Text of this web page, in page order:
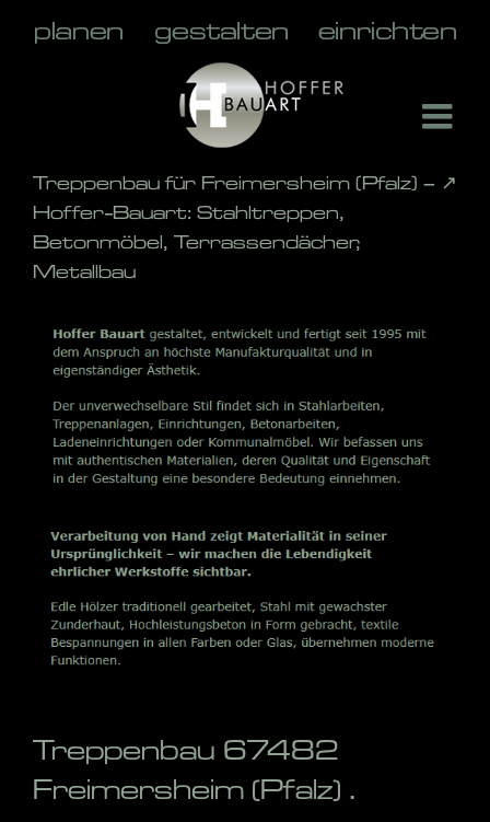
Treppenbau für Freimersheim (Pfalz) – ↗️
Hoffer-Bauart: Stahltreppen,
Betonmöbel, Terrassendächer,
Metallbau
Treppenbau 67482
Freimersheim (Pfalz) .